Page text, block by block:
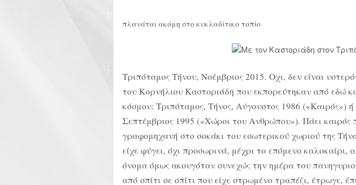
πλανάται ακόμη στο κυκλαδίτικο τοπίο
Tριπόταμος Τήνου, Νοέμβριος 2015. Οχι, δεν είναι
του Κορνήλιου Καστοριάδη που εκπορεύτηκαν από εδώ
κόσμου: Τριπόταμος, Τήνος, Αύγουστος 1986 («Καιρός»)
Σεπτέμβριος 1995 («Χώροι του Ανθρώπου»). Πάει καιρός
γραφομηχανή στο σοκάκι του εσωτερικού χωριού της
είχε φύγει, όχι προσωρινά, μέχρι το επόμενο
όνομα όμως ακουγόταν συνεχώς την ημέρα του
από σπίτι σε σπίτι που είχε στρωμένο τραπέζι, έτρωγε,